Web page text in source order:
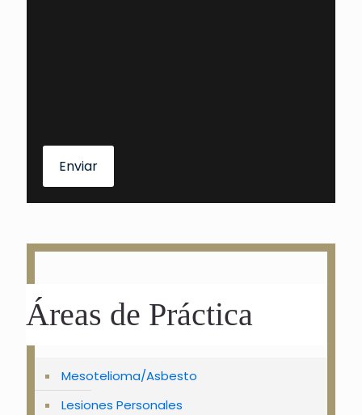
Enviar
Áreas de Práctica
Mesotelioma/Asbesto
Lesiones Personales